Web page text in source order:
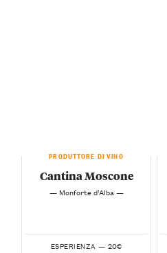
PRODUTTORE DI VINO
Cantina Moscone
— Monforte d’Alba —
ESPERIENZA — 20€